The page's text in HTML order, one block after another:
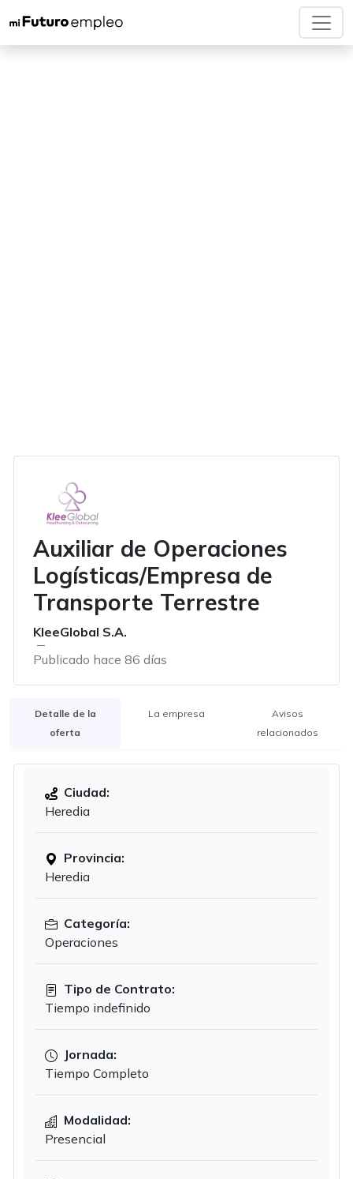
Auxiliar de Operaciones
Logísticas/Empresa de
Transporte Terrestre
KleeGlobal S.A.
Publicado hace 86 días
Detalle de la
oferta
La empresa
Avisos
relacionados
Ciudad:
Heredia
Provincia:
Heredia
Categoría:
Operaciones
Tipo de Contrato:
Tiempo indefinido
Jornada:
Tiempo Completo
Modalidad:
Presencial